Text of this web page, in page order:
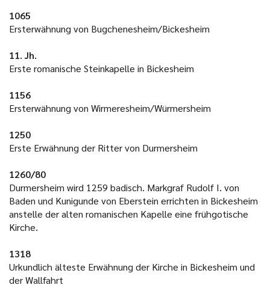
1065
Ersterwähnung von Bugchenesheim/Bickesheim
11. Jh.
Erste romanische Steinkapelle in Bickesheim
1156
Ersterwähnung von Wirmeresheim/Würmersheim
1250
Erste Erwähnung der Ritter von Durmersheim
1260/80
Durmersheim wird 1259 badisch. Markgraf Rudolf I. von
Baden und Kunigunde von Eberstein errichten in Bickesheim
anstelle der alten romanischen Kapelle eine frühgotische
Kirche.
1318
Urkundlich älteste Erwähnung der Kirche in Bickesheim und
der Wallfahrt